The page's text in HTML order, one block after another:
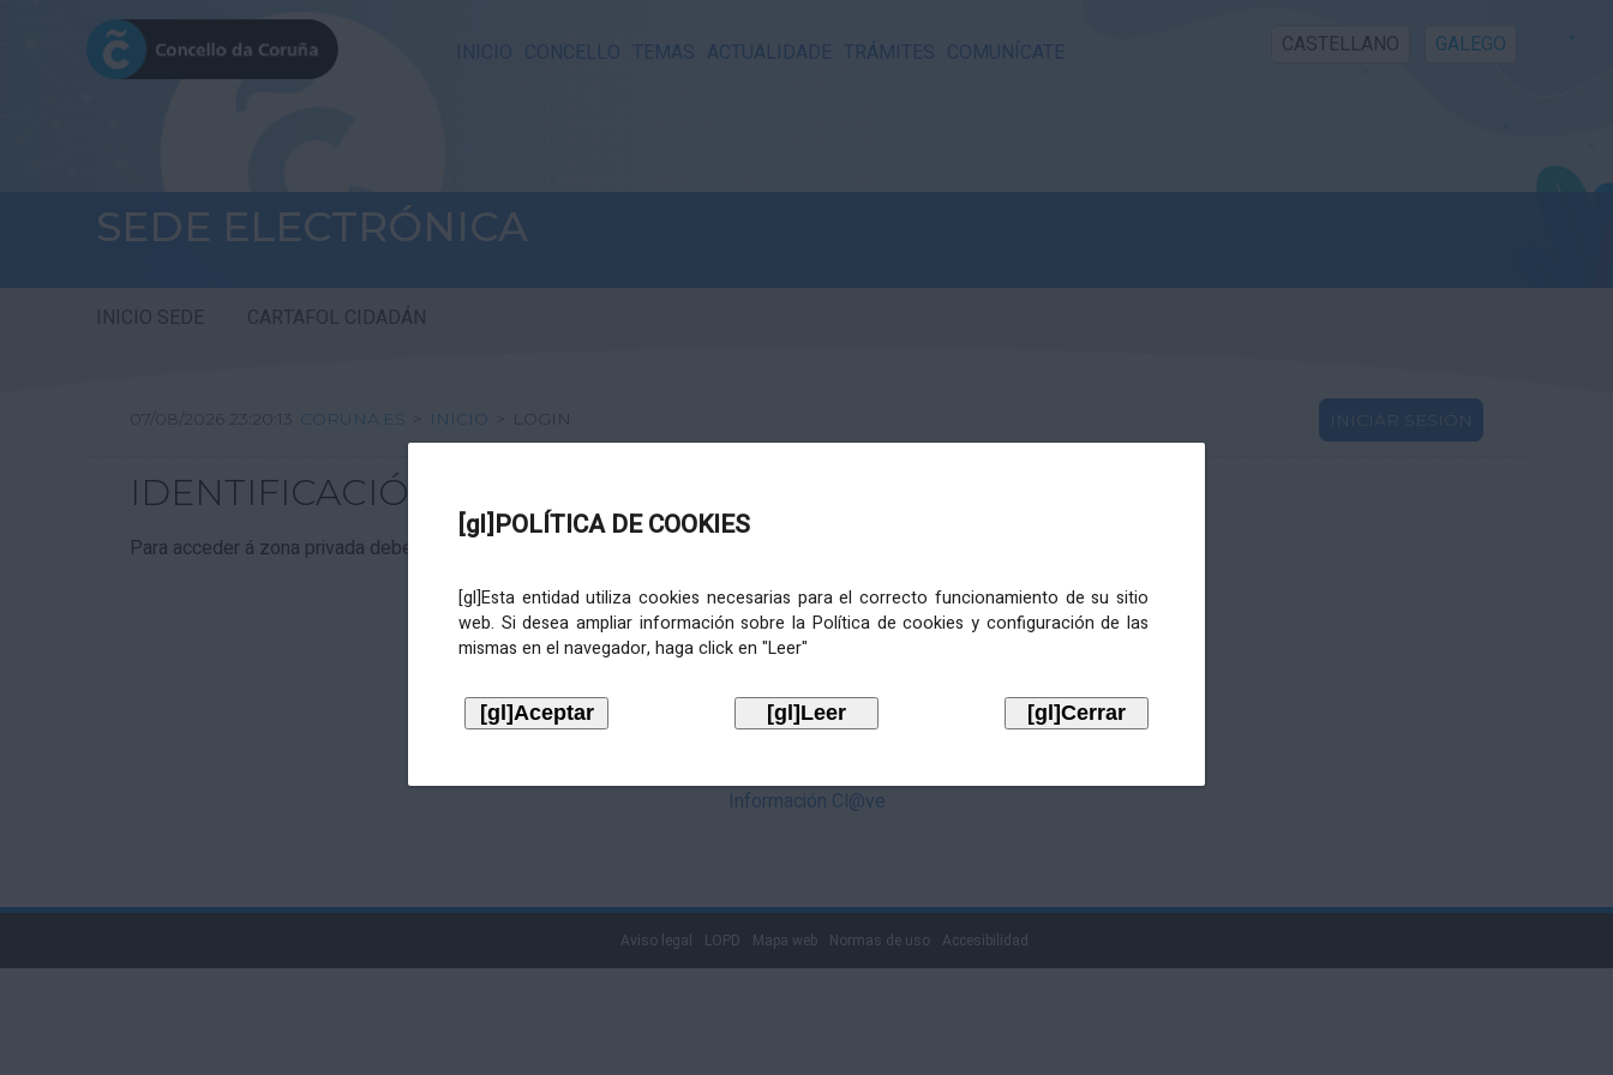
INICIO CONCELLO TEMAS ACTUALIDADE TRÁMITES COMUNÍCATE CASTELLANO GALEGO
SEDE ELECTRÓNICA
INICIO SEDE CARTAFOL CIDADÁN
[gl]POLÍTICA DE COOKIES
[gl]Esta entidad utiliza cookies necesarias para el correcto funcionamiento de su sitio
web. Si desea ampliar información sobre la Política de cookies y configuración de las
mismas en el navegador, haga click en "Leer"
07/08/2026 23:20:13 CORUNA.ES > INICIO > LOGIN INICIAR SESIÓN
IDENTIFICACIÓN
Para acceder á zona privada debe identificarse mediante Cl@ve. Pulse no logotipo
Información Cl@ve
Aviso legal LOPD Mapa web Normas de uso Accesibilidad